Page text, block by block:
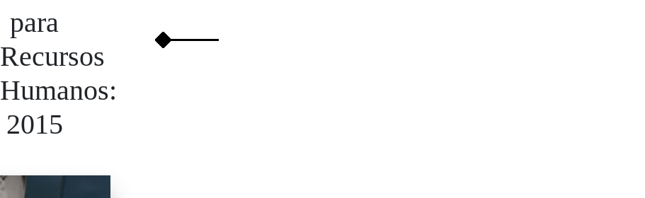
para
Recursos
Humanos:
2015